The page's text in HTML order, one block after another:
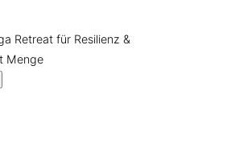
Retreat für Resilienz &
Menge